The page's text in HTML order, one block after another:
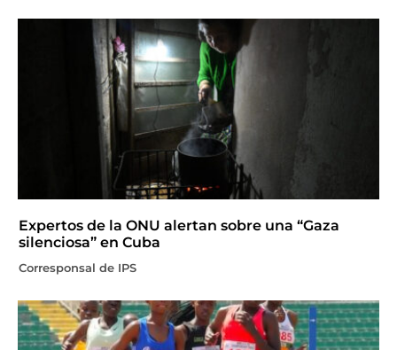
Expertos de la ONU alertan sobre una “Gaza
silenciosa” en Cuba
Corresponsal de IPS